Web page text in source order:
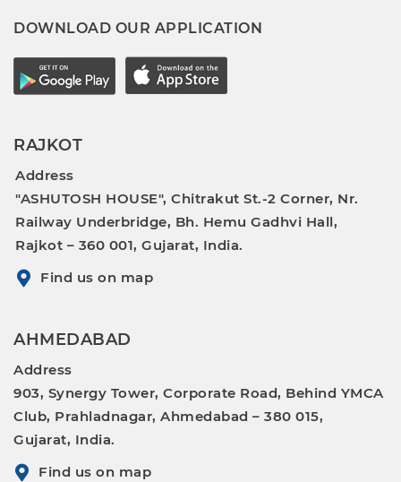
DOWNLOAD OUR APPLICATION
RAJKOT
Address
"ASHUTOSH HOUSE", Chitrakut St.-2 Corner, Nr.
Railway Underbridge, Bh. Hemu Gadhvi Hall,
Rajkot – 360 001, Gujarat, India.
Find us on map
AHMEDABAD
Address
903, Synergy Tower, Corporate Road, Behind YMCA
Club, Prahladnagar, Ahmedabad – 380 015,
Gujarat, India.
Find us on map